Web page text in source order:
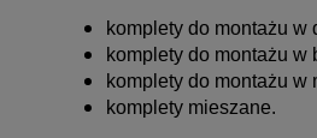
komplety do montażu w
komplety do montażu w
komplety do montażu w
komplety mieszane.